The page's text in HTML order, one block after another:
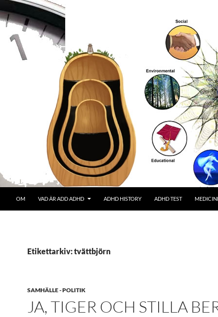
OM VAD ÄR ADD ADHD ADHD HISTORY ADHD TEST
Etikettarkiv: tvättbjörn
SAMHÄLLE - POLITIK
JA, TIGER OCH STILLA